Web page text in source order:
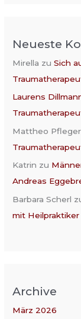
Neueste
Mirella zuSich
Laurens
Mattheo Pfleger
Katrin zu
Andreas
Barbara Scherl
mit Heilpraktiker
Archive
März 2026